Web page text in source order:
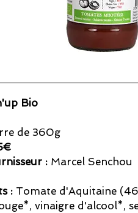
Bio
de 360g
: Marcel Senchou
: Tomate d'Aquitaine
vinaigre d'alcool*,